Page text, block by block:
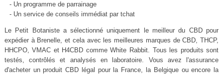
- Un programme de parrainage
- Un service de conseils immédiat par tchat
Le Petit Botaniste a sélectionné uniquement le meilleur du CBD pour
expédier à Brenelle, et cela avec les meilleures marques de CBD, THCP,
HHCPO, VMAC et H4CBD comme White Rabbit. Tous les produits sont
testés, contrôlés et analysés en laboratoire. Vous avez l'assurance
d'acheter un produit CBD légal pour la France, la Belgique ou encore la